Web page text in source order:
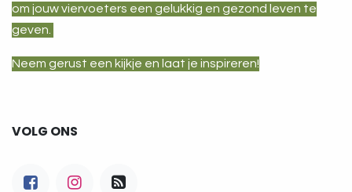
om jouw viervoeters een gelukkig en gezond leven te
geven.
Neem gerust een kijkje en laat je inspireren!
VOLG ONS